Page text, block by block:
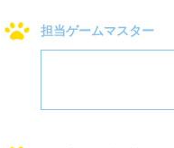
担当ゲームマスター